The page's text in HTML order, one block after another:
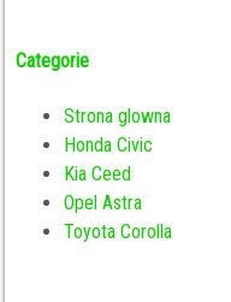
Categorie
Strona glowna
Honda Civic
Kia Ceed
Opel Astra
Toyota Corolla